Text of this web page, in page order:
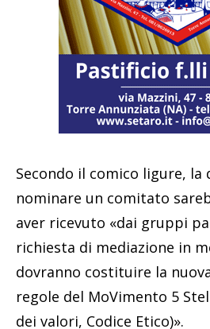
Secondo il comico ligure, la
nominare un comitato
aver ricevuto «dai gruppi
richiesta di mediazione in
dovranno costituire la
regole del MoVimento 5
dei valori, Codice Etico)».